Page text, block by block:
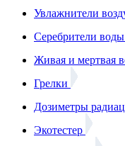
Увлажнители
Серебрители воды
Живая и мертвая
Грелки
Дозиметры
Экотестер